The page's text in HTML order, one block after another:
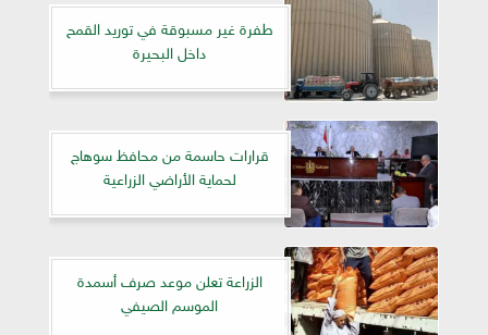
طفرة غير مسبوقة في توريد القمح
داخل البحيرة
قرارات حاسمة من محافظ سوهاج
لحماية الأراضي الزراعية
الزراعة تعلن موعد صرف أسمدة
الموسم الصيفي